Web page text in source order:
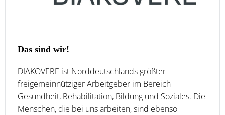
Das sind wir!
DIAKOVERE ist Norddeutschlands größter
freigemeinnütziger Arbeitgeber im Bereich
Gesundheit, Rehabilitation, Bildung und Soziales. Die
Menschen, die bei uns arbeiten, sind ebenso